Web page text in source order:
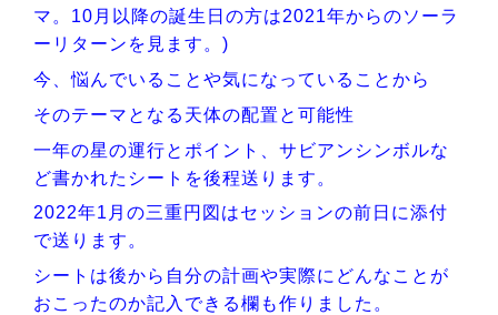
マ。10月以降の誕生日の方は2021年からのソーラ
ーリターンを見ます。)
今、悩んでいることや気になっていることから
そのテーマとなる天体の配置と可能性
一年の星の運行とポイント、サビアンシンボルな
ど書かれたシートを後程送ります。
2022年1月の三重円図はセッションの前日に添付
で送ります。
シートは後から自分の計画や実際にどんなことが
おこったのか記入できる欄も作りました。